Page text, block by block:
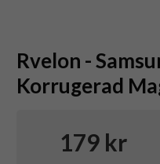
Rvelon -
Korrugerad
179 kr